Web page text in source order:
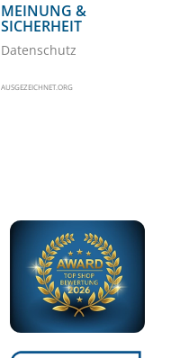
MEINUNG &
SICHERHEIT
Datenschutz
AUSGEZEICHNET.ORG